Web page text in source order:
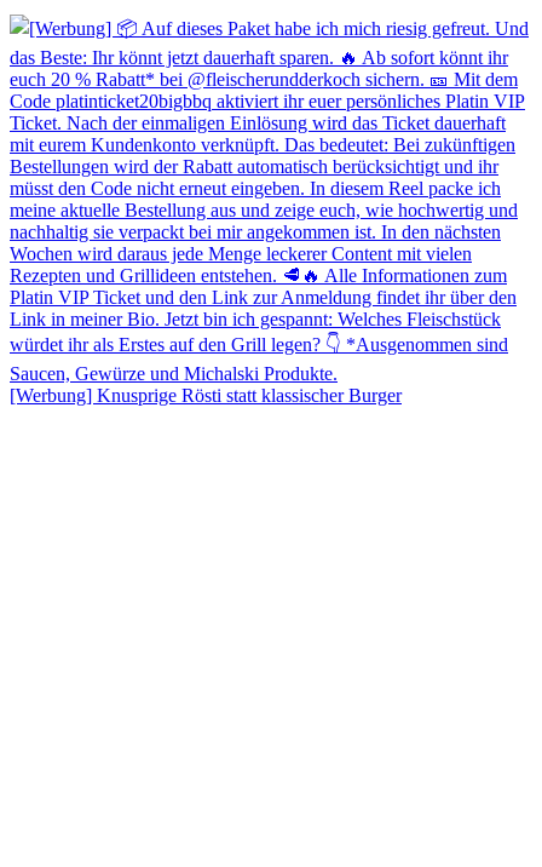
[Werbung] Knusprige Rösti statt klassischer Burger